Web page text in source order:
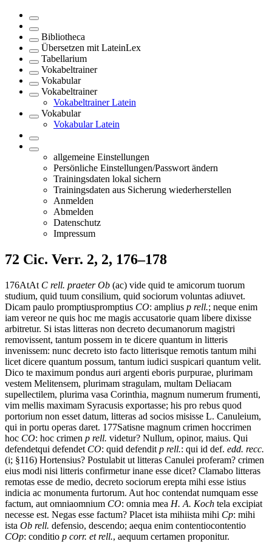
Bibliotheca
Übersetzen mit LateinLex
Tabellarium
Vokabeltrainer
Vokabular
Vokabeltrainer
Vokabeltrainer Latein
Vokabular
Vokabular Latein
allgemeine Einstellungen
Persönliche Einstellungen/Passwort ändern
Trainingsdaten lokal sichern
Trainingsdaten aus Sicherung wiederherstellen
Anmelden
Abmelden
Datenschutz
Impressum
72 Cic. Verr. 2, 2, 176–178
176AtAt C rell. praeter Ob (ac) vide quid te amicorum tuorum
studium, quid tuum consilium, quid sociorum voluntas adiuvet.
Dicam paulo promptiuspromptius CO: amplius p rell.; neque enim
iam vereor ne quis hoc me magis accusatorie quam libere dixisse
arbitretur. Si istas litteras non decreto decumanorum magistri
removissent, tantum possem in te dicere quantum in litteris
invenissem: nunc decreto isto facto litterisque remotis tantum mihi
licet dicere quantum possum, tantum iudici suspicari quantum velit.
Dico te maximum pondus auri argenti eboris purpurae, plurimam
vestem Melitensem, plurimam stragulam, multam Deliacam
supellectilem, plurima vasa Corinthia, magnum numerum frumenti,
vim mellis maximam Syracusis exportasse; his pro rebus quod
portorium non esset datum, litteras ad socios misisse L. Canuleium,
qui in portu operas daret. 177Satisne magnum crimen hoccrimen
hoc CO: hoc crimen p rell. videtur? Nullum, opinor, maius. Qui
defendetqui defendet CO: quid defendit p rell.: qui id def. edd. recc.
(i; §116) Hortensius? Postulabit ut litteras Canulei proferam? crimen
eius modi nisi litteris confirmetur inane esse dicet? Clamabo litteras
remotas esse de medio, decreto sociorum erepta mihi esse istius
indicia ac monumenta furtorum. Aut hoc contendat numquam esse
factum, aut omniaomnium CO: omnia mea H. A. Koch tela excipiat
necesse est. Negas esse factum? Placet ista mihiista mihi Cp: mihi
ista Ob rell. defensio, descendo; aequa enim contentiocontentio
COp: conditio p corr. et rell., aequum certamen proponitur.